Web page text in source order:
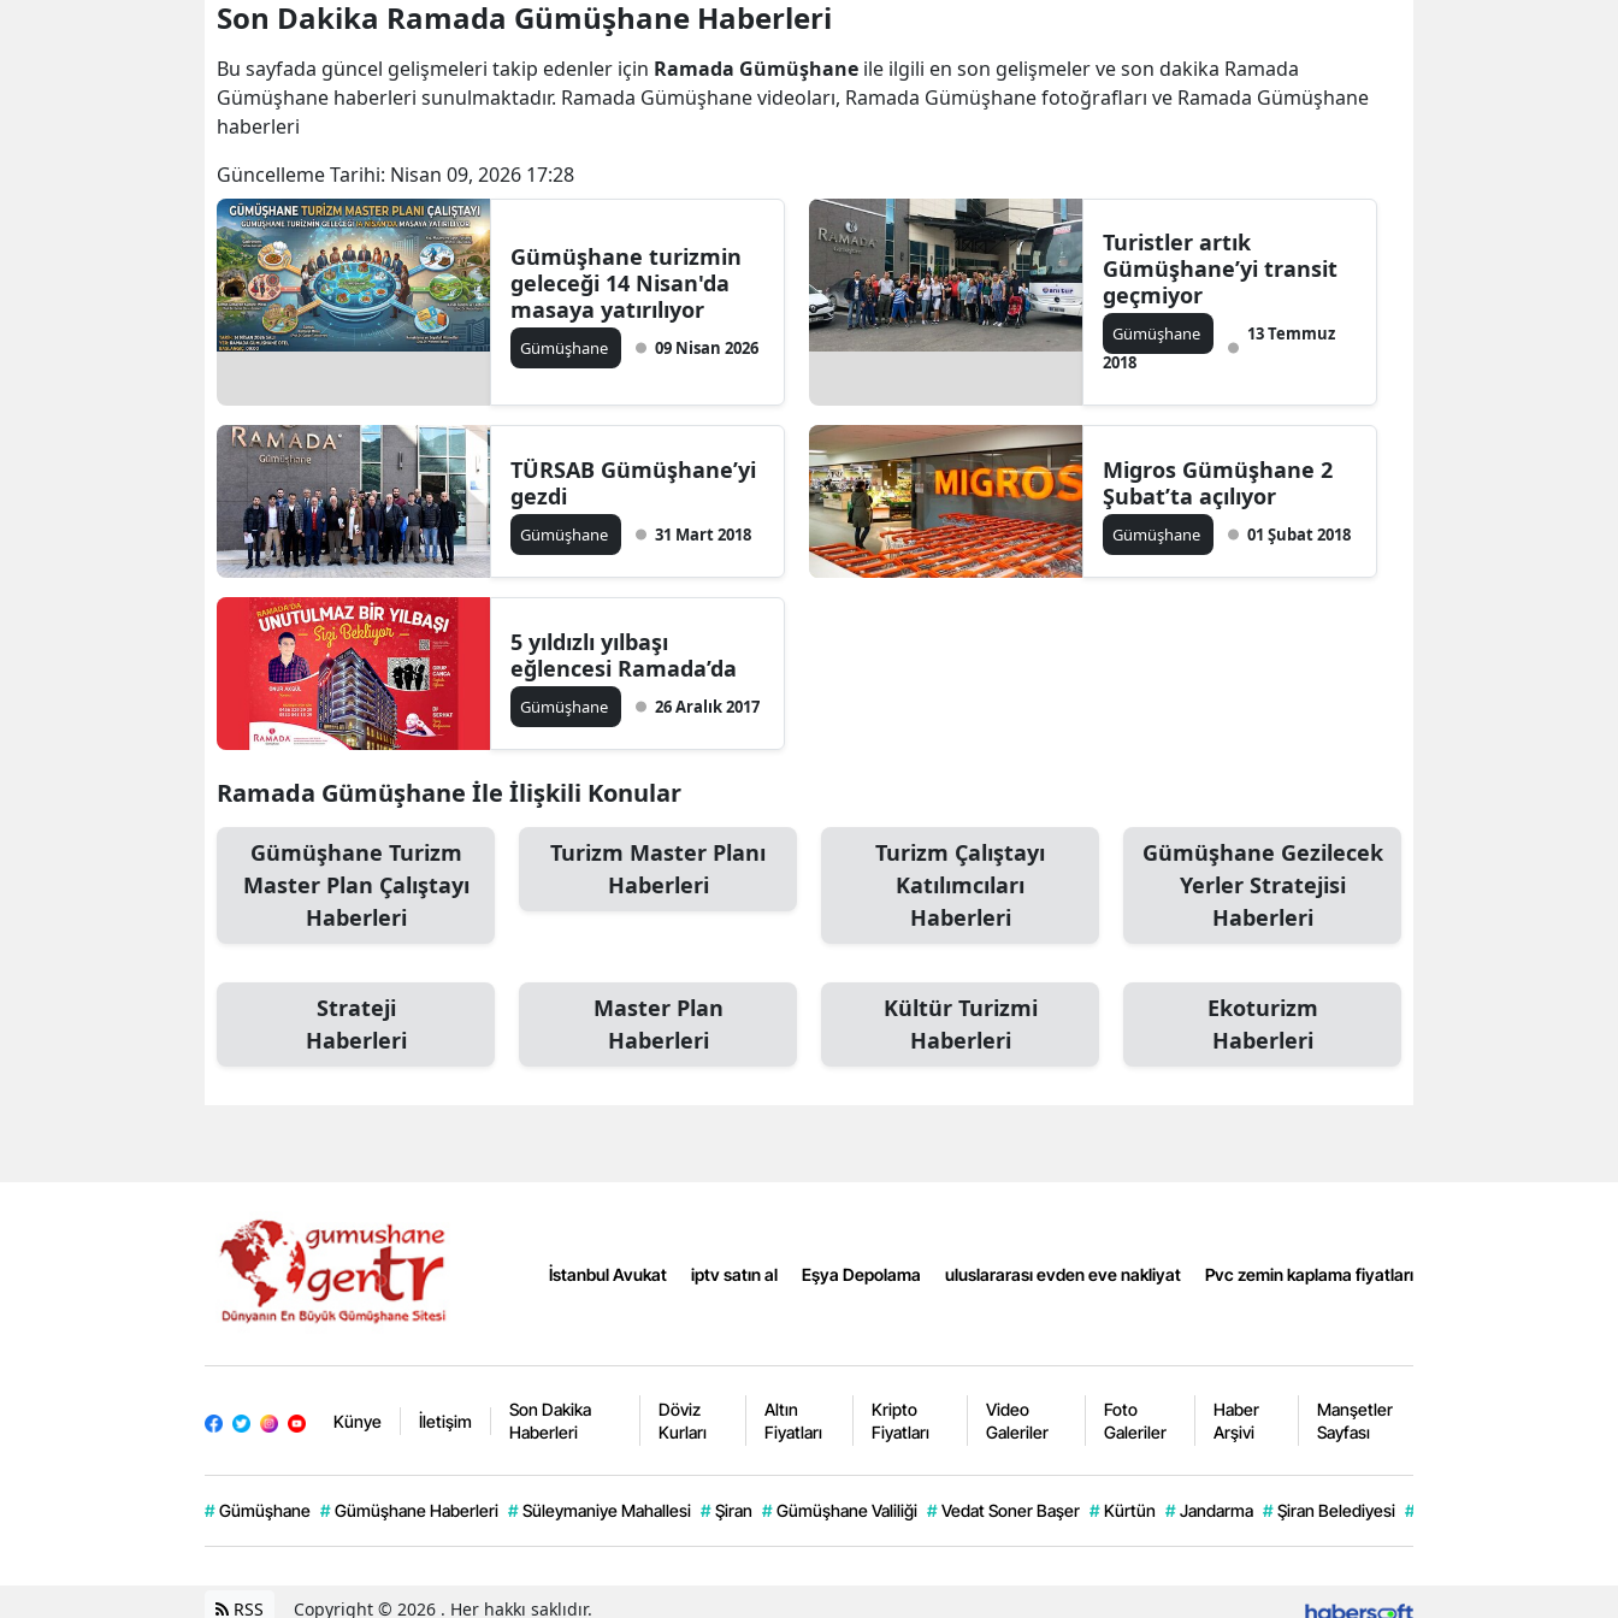
Bingöl
Burdur
Bursa
Çanakkale
Çorum
Denizli
Diyarbakır
Edirne
Giresun
Gümüşhane
Hatay
Kırklareli
Kocaeli
Son Dakika Ramada Gümüşhane Haberleri
Bu sayfada güncel gelişmeleri takip edenler için Ramada Gümüşhane ile ilgili en son gelişmeler ve son dakika Ramada
Gümüşhane haberleri sunulmaktadır. Ramada Gümüşhane videoları, Ramada Gümüşhane fotoğrafları ve Ramada Gümüşhane
haberleri
Güncelleme Tarihi: Nisan 09, 2026 17:28
Gümüşhane turizmin
geleceği 14 Nisan'da
masaya yatırılıyor
Gümüşhane 09 Nisan 2026
Turistler artık
Gümüşhane’yi transit
geçmiyor
Gümüşhane
13 Temmuz
2018
TÜRSAB Gümüşhane’yi
gezdi
Gümüşhane 31 Mart 2018
Migros Gümüşhane 2
Şubat’ta açılıyor
Gümüşhane 01 Şubat 2018
5 yıldızlı yılbaşı
eğlencesi Ramada’da
Gümüşhane 26 Aralık 2017
Ramada Gümüşhane İle İlişkili Konular
Gümüşhane Turizm
Master Plan Çalıştayı
Haberleri
Turizm Master Planı
Haberleri
Turizm Çalıştayı
Katılımcıları
Haberleri
Gümüşhane Gezilecek
Yerler Stratejisi
Haberleri
Strateji
Haberleri
Master Plan
Haberleri
Kültür Turizmi
Haberleri
Ekoturizm
Haberleri
İstanbul Avukat iptv satın al Eşya Depolama uluslararası evden eve nakliyat Pvc zemin kaplama fiyatları
Künye İletişim
Son Dakika
Haberleri
Döviz
Kurları
Altın
Fiyatları
Kripto
Fiyatları
Video
Galeriler
Foto
Galeriler
Haber
Arşivi
Manşetler
Sayfası
# Gümüşhane # Gümüşhane Haberleri # Süleymaniye Mahallesi # Şiran # Gümüşhane Valiliği # Vedat Soner Başer # Kürtün # Jandarma # Şiran Belediyesi #
RSS Copyright © 2026 . Her hakkı saklıdır.